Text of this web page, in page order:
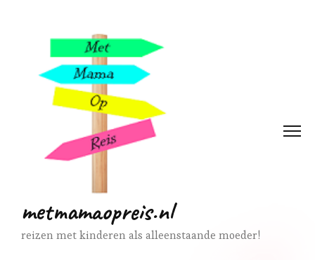
metmamaopreis.nl
reizen met kinderen als alleenstaande moeder!